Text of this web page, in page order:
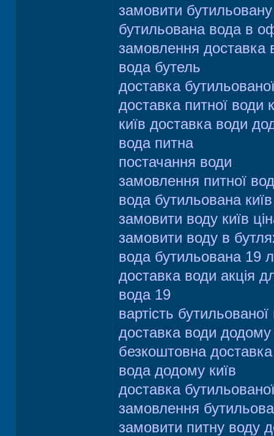
замовити бутильовану
бутильована вода в
замовлення доставка
вода бутель
доставка
доставка питної води
київ доставка води
вода питна
постачання води
замовлення питної
вода бутильована київ
замовити воду київ
замовити воду в
вода бутильована 19
доставка води акція
вода 19
вартість
доставка води додому
безкоштовна
вода додому київ
доставка
замовлення
замовити питну воду